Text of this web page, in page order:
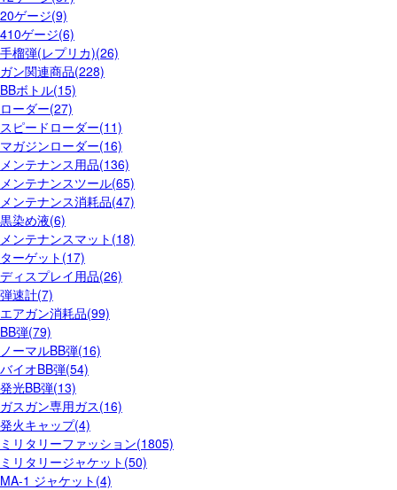
20ゲージ(9)
410ゲージ(6)
手榴弾(レプリカ)(26)
ガン関連商品(228)
BBボトル(15)
ローダー(27)
スピードローダー(11)
マガジンローダー(16)
メンテナンス用品(136)
メンテナンスツール(65)
メンテナンス消耗品(47)
黒染め液(6)
メンテナンスマット(18)
ターゲット(17)
ディスプレイ用品(26)
弾速計(7)
エアガン消耗品(99)
BB弾(79)
ノーマルBB弾(16)
バイオBB弾(54)
発光BB弾(13)
ガスガン専用ガス(16)
発火キャップ(4)
ミリタリーファッション(1805)
ミリタリージャケット(50)
MA-1 ジャケット(4)